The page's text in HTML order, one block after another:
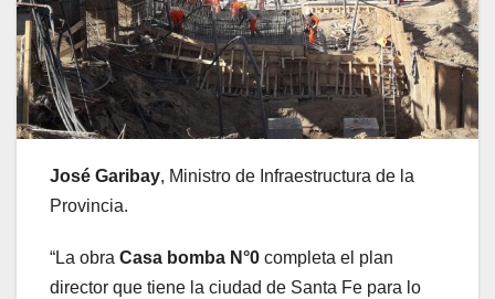
José Garibay, Ministro de Infraestructura de la
Provincia.
“La obra Casa bomba N°0 completa el plan
director que tiene la ciudad de Santa Fe para lo